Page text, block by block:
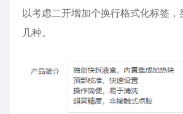
以考虑二开增加个换行格式化标签，
几种。